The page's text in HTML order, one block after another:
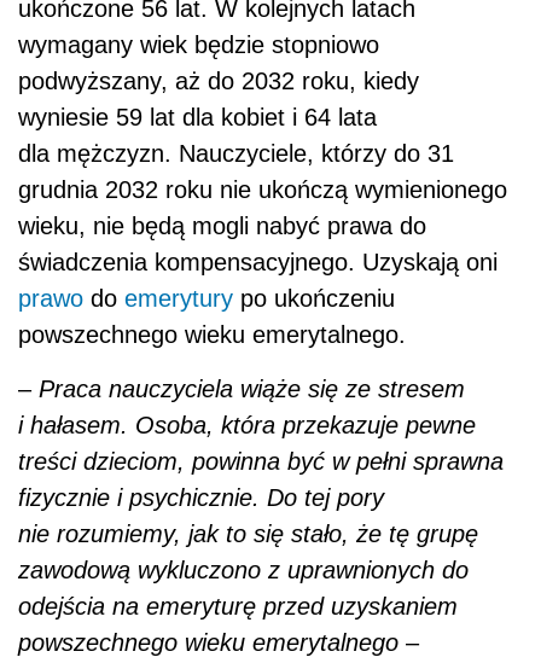
ukończone 56 lat. W kolejnych latach
wymagany wiek będzie stopniowo
podwyższany, aż do 2032 roku, kiedy
wyniesie 59 lat dla kobiet i 64 lata
dla mężczyzn. Nauczyciele, którzy do 31
grudnia 2032 roku nie ukończą wymienionego
wieku, nie będą mogli nabyć prawa do
świadczenia kompensacyjnego. Uzyskają oni
prawo do emerytury po ukończeniu
powszechnego wieku emerytalnego.
– Praca nauczyciela wiąże się ze stresem
i hałasem. Osoba, która przekazuje pewne
treści dzieciom, powinna być w pełni sprawna
fizycznie i psychicznie. Do tej pory
nie rozumiemy, jak to się stało, że tę grupę
zawodową wykluczono z uprawnionych do
odejścia na emeryturę przed uzyskaniem
powszechnego wieku emerytalnego –